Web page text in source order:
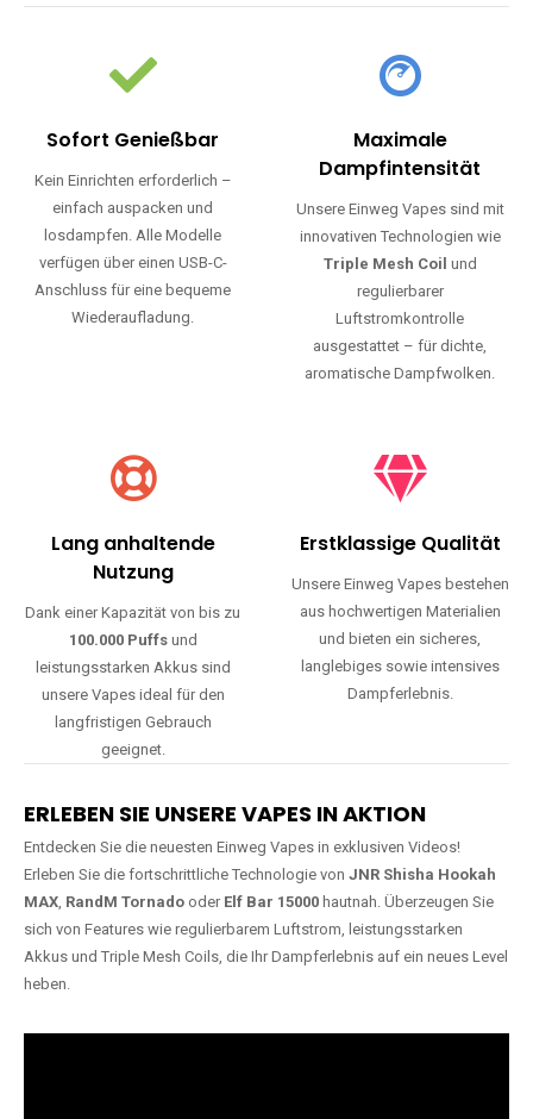
Sofort Genießbar
Kein Einrichten erforderlich –
einfach auspacken und
losdampfen. Alle Modelle
verfügen über einen USB-C-
Anschluss für eine bequeme
Wiederaufladung.
Maximale
Dampfintensität
Unsere Einweg Vapes sind mit
innovativen Technologien wie
Triple Mesh Coil und
regulierbarer
Luftstromkontrolle
ausgestattet – für dichte,
aromatische Dampfwolken.
Lang anhaltende
Nutzung
Dank einer Kapazität von bis zu
100.000 Puffsund
leistungsstarken Akkus sind
unsere Vapes ideal für den
langfristigen Gebrauch
geeignet.
Erstklassige Qualität
Unsere Einweg Vapes bestehen
aus hochwertigen Materialien
und bieten ein sicheres,
langlebiges sowie intensives
Dampferlebnis.
ERLEBEN SIE UNSERE VAPES IN AKTION
Entdecken Sie die neuesten Einweg Vapes in exklusiven Videos!
Erleben Sie die fortschrittliche Technologie von JNR Shisha Hookah
MAX, RandM Tornado oder Elf Bar 15000 hautnah. Überzeugen Sie
sich von Features wie regulierbarem Luftstrom, leistungsstarken
Akkus und Triple Mesh Coils, die Ihr Dampferlebnis auf ein neues Level
heben.